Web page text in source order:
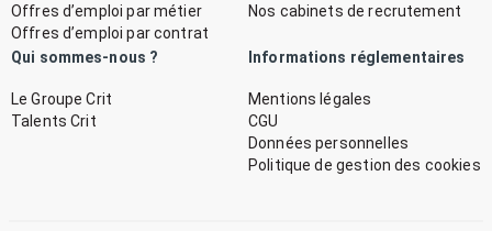
Offres d’emploi par métier
Offres d’emploi par contrat
Nos cabinets de recrutement
Qui sommes-nous ?
Le Groupe Crit
Talents Crit
Informations réglementaires
Mentions légales
CGU
Données personnelles
Politique de gestion des cookies